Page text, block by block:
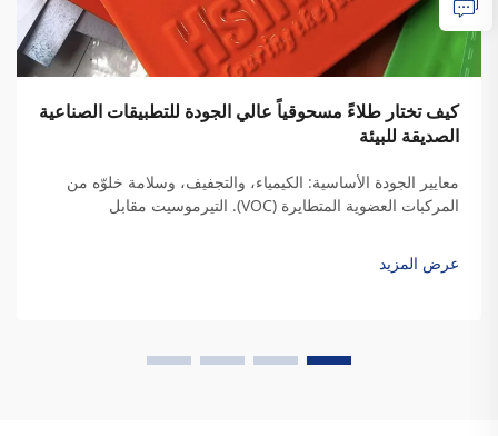
كيف تختار طلاءً مسحوقياً عالي الجودة للتطبيقات الصناعية
الصديقة للبيئة
معايير الجودة الأساسية: الكيمياء، والتجفيف، وسلامة خلوّه من
المركبات العضوية المتطايرة (VOC). التيرموسيت مقابل
دائمة تمنحه فعلاً...
عرض المزيد